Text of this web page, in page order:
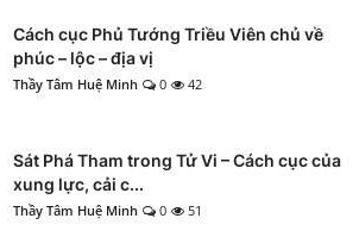
Cách cục Phủ Tướng Triều Viên chủ về
phúc – lộc – địa vị
Thầy Tâm Huệ Minh 0 42
Sát Phá Tham trong Tử Vi – Cách cục của
xung lực, cải c...
Thầy Tâm Huệ Minh 0 51